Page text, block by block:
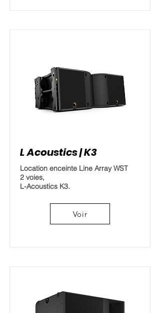
L Acoustics | K3
Location enceinte Line Array WST
2 voies,
L-Acoustics K3.
Voir